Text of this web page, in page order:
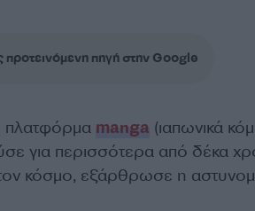
πηγή στην Google
πλατφόρμα manga(ιαπωνικά
για περισσότερα από δέκα
κόσμο, εξάρθρωσε η